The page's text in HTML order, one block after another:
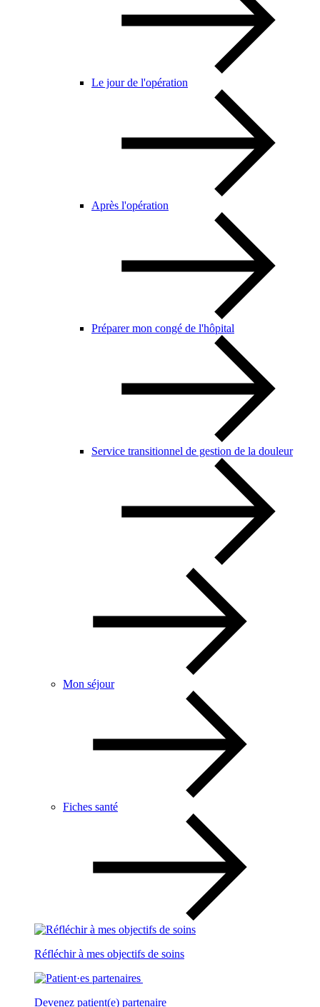
Le jour de l'opération
Après l'opération
Préparer mon congé de l'hôpital
Service transitionnel de gestion de la douleur
Mon séjour
Fiches santé
Réfléchir à mes objectifs de soins
Devenez patient(e) partenaire